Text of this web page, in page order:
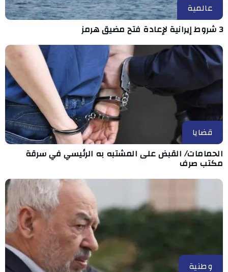
عالمية
3 شروط إيرانية لإعادة فتح مضيق هرمز
قضايا
الحمامات/ القبض على المشتبه به الرئيسي في سرقة
مكتب صرف
وطنية